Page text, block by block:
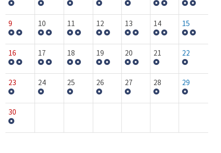
9 10 11 12 13 14 15
16 17 18 19 20 21 22
23 24 25 26 27 28 29
30